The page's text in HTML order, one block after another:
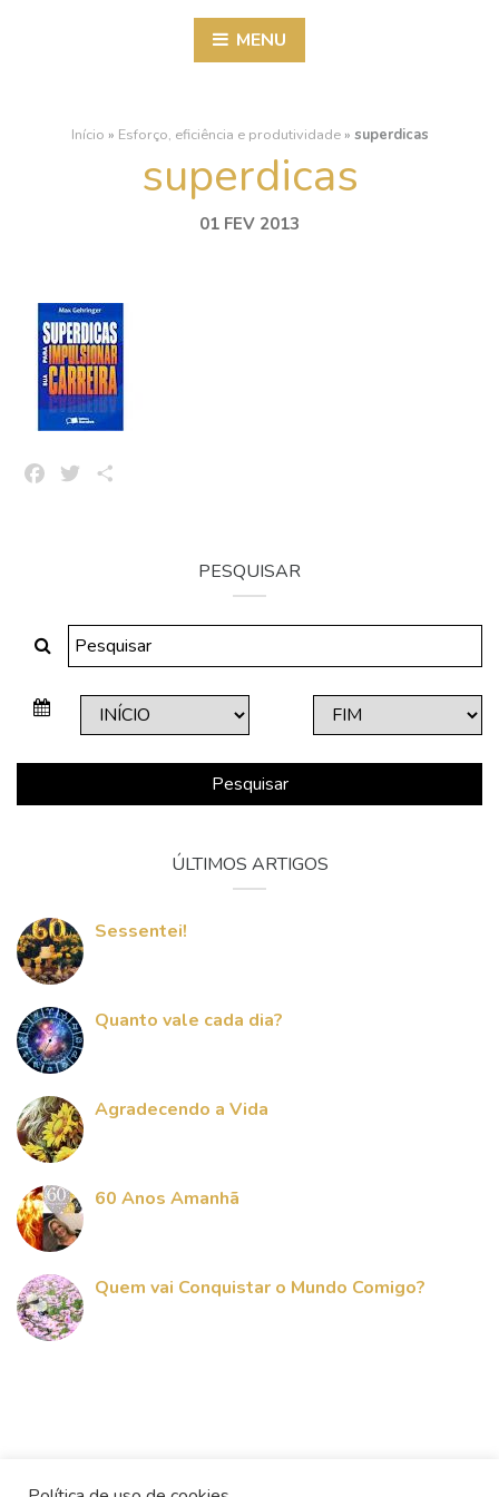
MENU
Início » Esforço, eficiência e produtividade» superdicas
superdicas
01 FEV 2013
FacebookTwitter
PESQUISAR
Pesquisar
ÚLTIMOS ARTIGOS
Sessentei!
Quanto vale cada dia?
Agradecendo a Vida
60 Anos Amanhã
Quem vai Conquistar o Mundo Comigo?